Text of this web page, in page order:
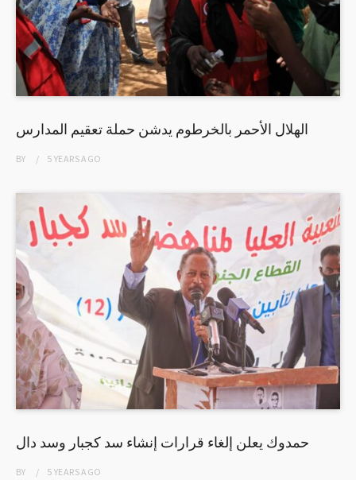
الهلال الأحمر بالخرطوم يدشن حملة تعقيم المدارس
BY 5 YEARSAGO
حمدوك يعلن إلغاء قرارات إنشاء سد كجبار وسد دال
BY 5 YEARSAGO